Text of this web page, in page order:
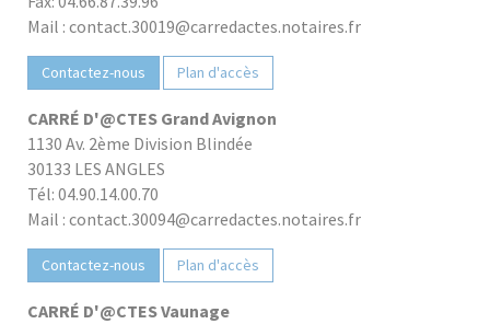
Mail : contact.30019@carredactes.notaires.fr
Contactez-nous Plan d'accès
CARRÉ D'@CTES Grand Avignon
1130 Av. 2ème Division Blindée
30133 LES ANGLES
Tél: 04.90.14.00.70
Mail : contact.30094@carredactes.notaires.fr
Contactez-nous Plan d'accès
CARRÉ D'@CTES Vaunage